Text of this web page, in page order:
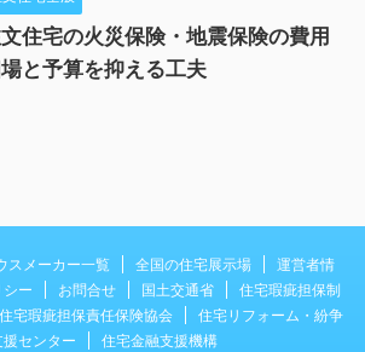
住宅の火災保険・地震保険の費用
と予算を抑える工夫
スメーカー一覧 全国の住宅展示場
運営者情
ー お問合せ 国土交通省
住宅瑕疵担保制
住宅瑕疵担保責任保険協会
住宅リフォーム・紛争
センター
住宅金融支援機構